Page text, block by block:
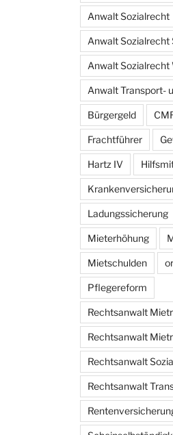
Anwalt Sozialrecht
Anwalt Sozialrecht
Anwalt Sozialrecht
Anwalt Transport-
Bürgergeld
Frachtführer
Hartz IV
Ladungssicherung
Mieterhöhung
Mietschulden
Pflegereform
Rechtsanwalt
Rechtsanwalt
Rechtsanwalt
Rechtsanwalt